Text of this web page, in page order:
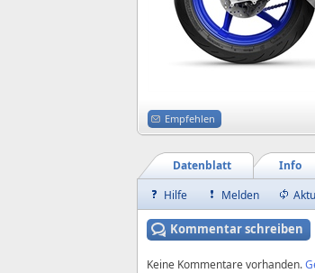
Empfehlen
Info
Datenblatt
Hilfe Melden
Kommentar schreiben
Keine Kommentare vorhanden.